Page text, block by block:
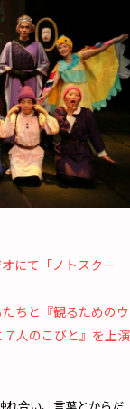
にて「ノトスクー
ちと『観るためのウ
人のこびと』を上演